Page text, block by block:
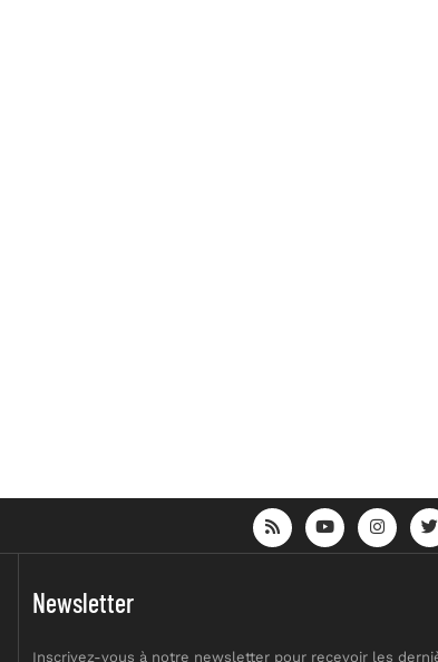
Newsletter
Inscrivez-vous à notre newsletter pour recevoir les